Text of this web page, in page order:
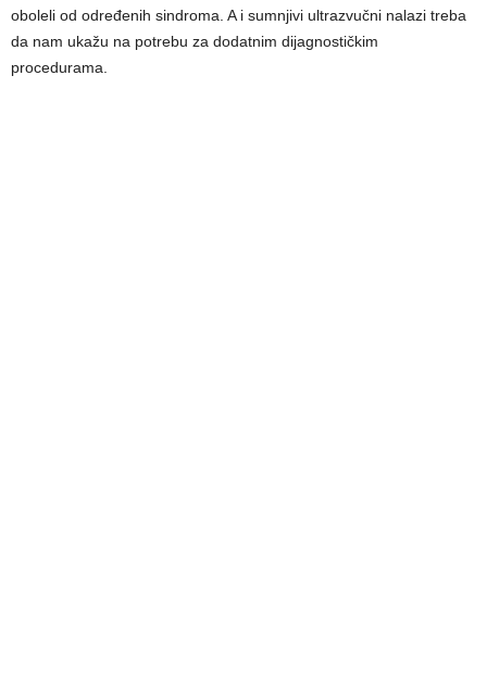
oboleli od određenih sindroma. A i sumnjivi ultrazvučni nalazi treba
da nam ukažu na potrebu za dodatnim dijagnostičkim
procedurama.